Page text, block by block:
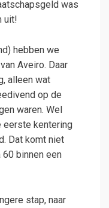
was
uit!
hebben we
Aveiro. Daar
alleen wat
op de
waren. Wel
eerste kentering
Dat komt niet
binnen een
stap, naar